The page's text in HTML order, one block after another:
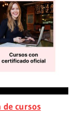
de cursos